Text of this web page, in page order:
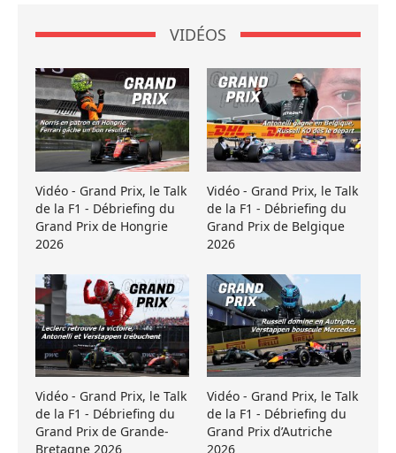
VIDÉOS
Vidéo - Grand Prix, le Talk
de la F1 - Débriefing du
Grand Prix de Hongrie
2026
Vidéo - Grand Prix, le Talk
de la F1 - Débriefing du
Grand Prix de Belgique
2026
Vidéo - Grand Prix, le Talk
de la F1 - Débriefing du
Grand Prix de Grande-
Bretagne 2026
Vidéo - Grand Prix, le Talk
de la F1 - Débriefing du
Grand Prix d’Autriche
2026